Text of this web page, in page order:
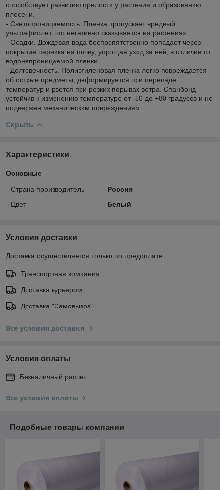
способствует развитию прелости у растения и образованию
плесени.
- Светопроницаемость. Пленка пропускает вредный
ультрафиолет, что негативно сказывается на растениях.
- Осадки. Дождевая вода беспрепятственно попадает через
покрытие парника на почву, упрощая уход за ней, в отличие от
водонепроницаемой пленки.
- Долговечность. Полиэтиленовая пленка легко повреждается
об острые предметы, деформируется при перепаде
температур и рвется при резких порывах ветра. Спанбонд
устойчив к изменению температуре от -50 до +80 градусов и не
подвержен механическим повреждениям.
Скрыть
Характеристики
Основные
Страна производитель
Россия
Цвет
Белый
Условия доставки
Доставка осуществляется только по предоплате.
Транспортная компания
Доставка курьером
Доставка "Самовывоз"
Все условия доставки
Условия оплаты
Безналичный расчет
Все условия оплаты
Подобные товары компании